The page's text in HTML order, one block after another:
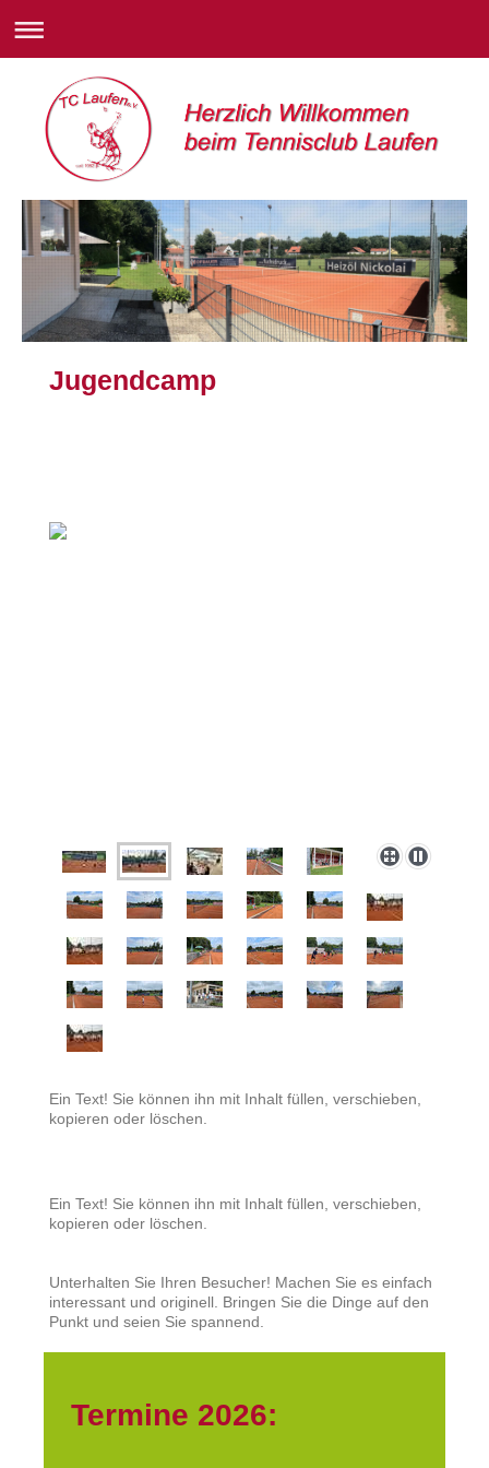
Jugendcamp
Ein Text! Sie können ihn mit Inhalt füllen, verschieben,
kopieren oder löschen.
Ein Text! Sie können ihn mit Inhalt füllen, verschieben,
kopieren oder löschen.
Unterhalten Sie Ihren Besucher! Machen Sie es einfach
interessant und originell. Bringen Sie die Dinge auf den
Punkt und seien Sie spannend.
Termine 2026: